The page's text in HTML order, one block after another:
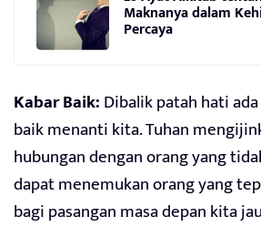
Maknanya dalam
Percaya
Kabar Baik:Dibalik patah hati
baik menanti kita. Tuhan
hubungan dengan orang yang
dapat menemukan orang yang
bagi pasangan masa depan kita